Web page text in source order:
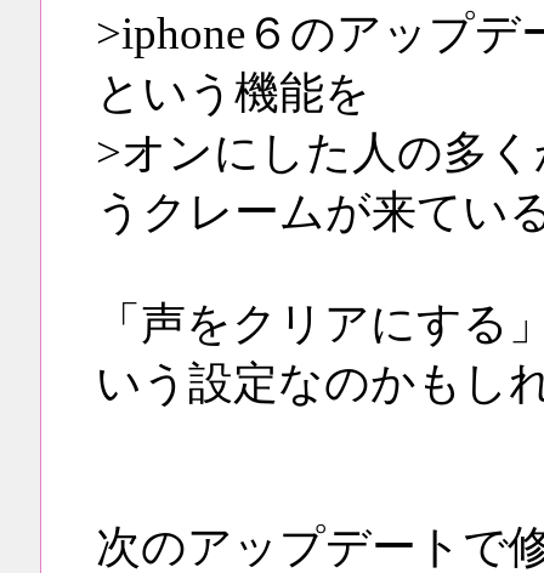
>iphone６のアップ
という機能を
>オンにした人の多
うクレームが来てい
「声をクリアにする
いう設定なのかもし
次のアップデートで